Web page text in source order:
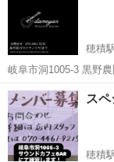
穂積
岐阜市洞1005-3 黒野
催。 今なら入会金無料、月会費６千円を半額の３千円、 毎週土曜日17
時から19時入退出自由
60坪の広いス...
岐阜 岐阜市
ス
穂積